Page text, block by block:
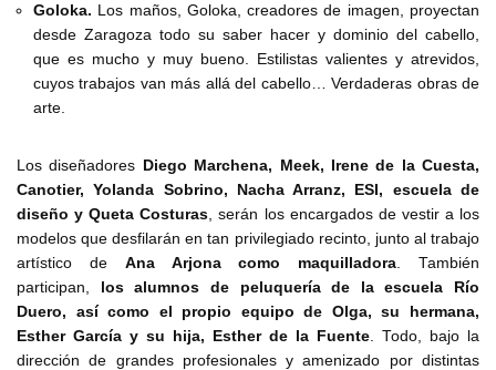
Goloka. Los maños, Goloka, creadores de imagen, proyectan
desde Zaragoza todo su saber hacer y dominio del cabello,
que es mucho y muy bueno. Estilistas valientes y atrevidos,
cuyos trabajos van más allá del cabello… Verdaderas obras de
arte.
Los diseñadores
Diego Marchena, Meek, Irene de la Cuesta,
Canotier, Yolanda Sobrino, Nacha Arranz, ESI, escuela de
diseño y Queta Costuras , serán los encargados de vestir a los
modelos que desfilarán en tan privilegiado recinto, junto al trabajo
artístico deAna Arjona como maquilladora . También
participan,
los alumnos de peluquería de la escuela Río
Duero, así como el propio equipo de Olga, su hermana,
Esther García y su hija, Esther de la Fuente . Todo, bajo la
dirección de grandes profesionales y amenizado por distintas